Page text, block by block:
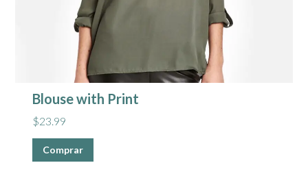
Blouse with Print
$23.99
Comprar